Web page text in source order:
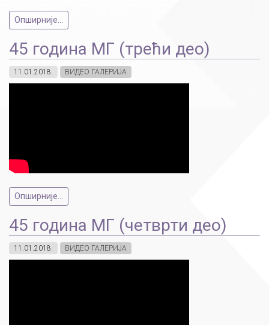
Опширније...
45 година МГ (трећи део)
11.01.2018. ВИДЕО ГАЛЕРИЈА
Опширније...
45 година МГ (четврти део)
11.01.2018. ВИДЕО ГАЛЕРИЈА